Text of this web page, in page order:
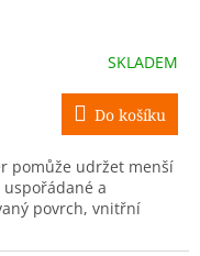
SKLADEM
Do košíku
pomůže udržet menší
a
povrch, vnitřní